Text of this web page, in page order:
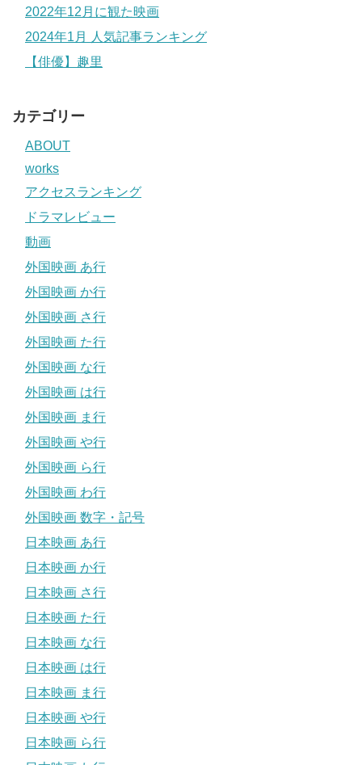
2022年12月に観た映画
2024年1月 人気記事ランキング
【俳優】趣里
カテゴリー
ABOUT
works
アクセスランキング
ドラマレビュー
動画
外国映画 あ行
外国映画 か行
外国映画 さ行
外国映画 た行
外国映画 な行
外国映画 は行
外国映画 ま行
外国映画 や行
外国映画 ら行
外国映画 わ行
外国映画 数字・記号
日本映画 あ行
日本映画 か行
日本映画 さ行
日本映画 た行
日本映画 な行
日本映画 は行
日本映画 ま行
日本映画 や行
日本映画 ら行